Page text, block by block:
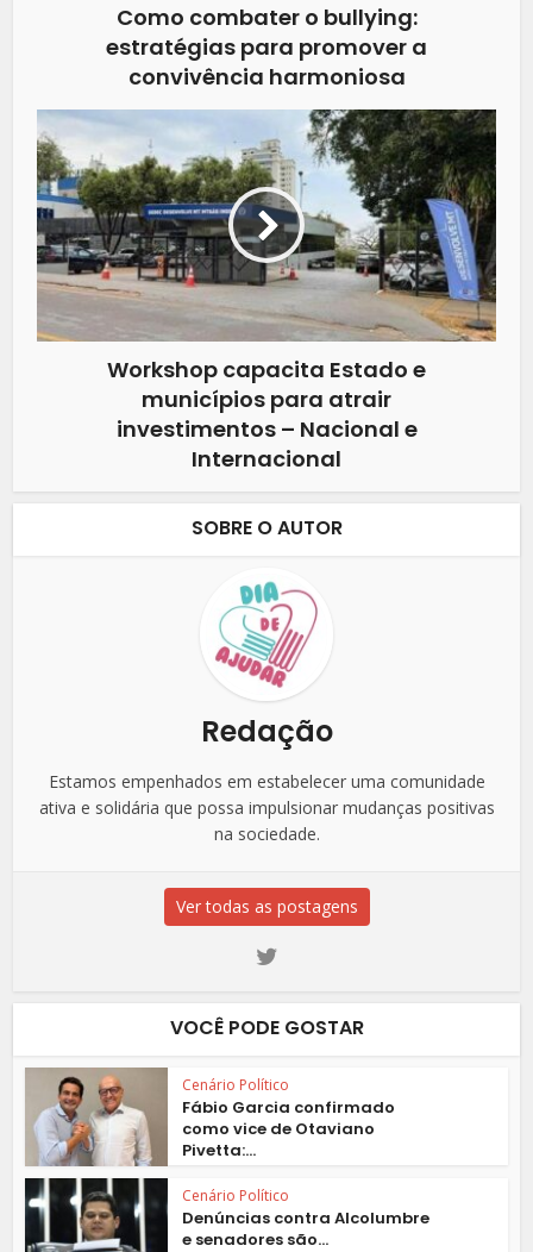
Como combater o bullying:
estratégias para promover a
convivência harmoniosa
Workshop capacita Estado e
municípios para atrair
investimentos – Nacional e
Internacional
SOBRE O AUTOR
Redação
Estamos empenhados em estabelecer uma comunidade
ativa e solidária que possa impulsionar mudanças positivas
na sociedade.
Ver todas as postagens
VOCÊ PODE GOSTAR
Cenário Político
Fábio Garcia confirmado
como vice de Otaviano
Pivetta:...
Cenário Político
Denúncias contra Alcolumbre
e senadores são...